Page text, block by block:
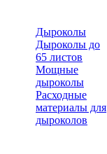
Дыроколы
Дыроколы до
65 листов
Мощные
дыроколы
Расходные
материалы для
дыроколов